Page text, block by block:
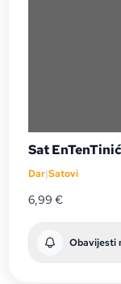
Sat
Dar|Satovi
6,99€
Obavijesti